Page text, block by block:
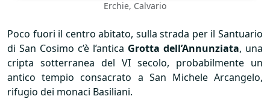
Erchie, Calvario
Poco fuori il centro abitato, sulla strada per il Santuario
di San Cosimo c’è l’antica Grotta dell’Annunziata, una
cripta sotterranea del VI secolo, probabilmente un
antico tempio consacrato a San Michele Arcangelo,
rifugio dei monaci Basiliani.